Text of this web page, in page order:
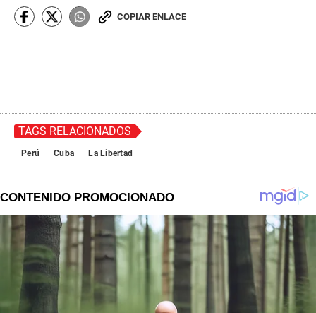
COPIAR ENLACE
TAGS RELACIONADOS
Perú Cuba La Libertad